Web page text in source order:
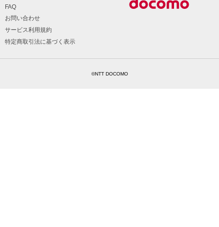
FAQ
お問い合わせ
サービス利用規約
特定商取引法に基づく表示
©NTT DOCOMO